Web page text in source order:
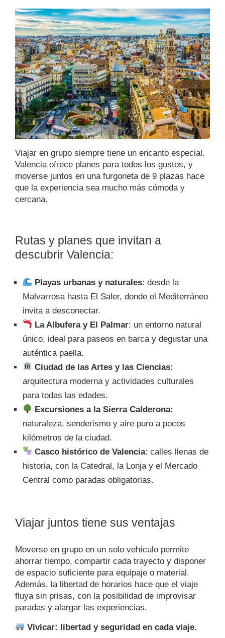
Viajar en grupo siempre tiene un encanto especial.
Valencia ofrece planes para todos los gustos, y
moverse juntos en una furgoneta de 9 plazas hace
que la experiencia sea mucho más cómoda y
cercana.
Rutas y planes que invitan a
descubrir Valencia:
Playas urbanas y naturales: desde la
Malvarrosa hasta El Saler, donde el Mediterráneo
invita a desconectar.
La Albufera y El Palmar: un entorno natural
único, ideal para paseos en barca y degustar una
auténtica paella.
Ciudad de las Artes y las Ciencias:
arquitectura moderna y actividades culturales
para todas las edades.
Excursiones a la Sierra Calderona:
naturaleza, senderismo y aire puro a pocos
kilómetros de la ciudad.
Casco histórico de Valencia: calles llenas de
historia, con la Catedral, la Lonja y el Mercado
Central como paradas obligatorias.
Viajar juntos tiene sus ventajas
Moverse en grupo en un solo vehículo permite
ahorrar tiempo, compartir cada trayecto y disponer
de espacio suficiente para equipaje o material.
Además, la libertad de horarios hace que el viaje
fluya sin prisas, con la posibilidad de improvisar
paradas y alargar las experiencias.
Vivicar: libertad y seguridad en cada viaje.